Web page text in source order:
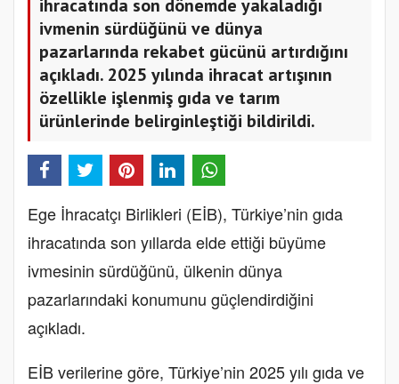
ihracatında son dönemde yakaladığı
ivmenin sürdüğünü ve dünya
pazarlarında rekabet gücünü artırdığını
açıkladı. 2025 yılında ihracat artışının
özellikle işlenmiş gıda ve tarım
ürünlerinde belirginleştiği bildirildi.
Ege İhracatçı Birlikleri (EİB), Türkiye’nin gıda
ihracatında son yıllarda elde ettiği büyüme
ivmesinin sürdüğünü, ülkenin dünya
pazarlarındaki konumunu güçlendirdiğini
açıkladı.
EİB verilerine göre, Türkiye’nin 2025 yılı gıda ve